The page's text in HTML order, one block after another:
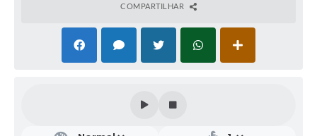
COMPARTILHAR